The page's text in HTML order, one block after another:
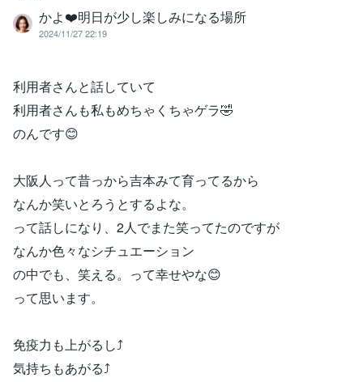
かよ❤️明日が少し楽しみになる場所
2024/11/27 22:19
利用者さんと話していて
利用者さんも私もめちゃくちゃゲラ🤣
のんです😊
大阪人って昔っから吉本みて育ってるから
なんか笑いとろうとするよな。
って話しになり、2人でまた笑ってたのですが
なんか色々なシチュエーション
の中でも、笑える。って幸せやな😊
って思います。
免疫力も上がるし⤴️
気持ちもあがる⤴️